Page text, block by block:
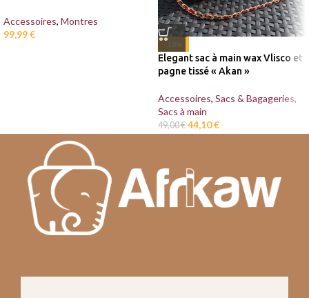
Accessoires, Montres
99,99€
-10%
Elegant sac à main wax Vlisco et
pagne tissé « Akan »
Accessoires, Sacs & Bagageries,
Sacs à main
49,00€ 44,10€